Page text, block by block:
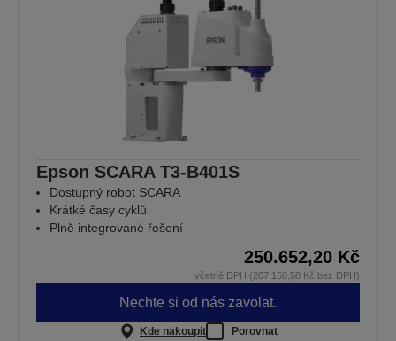
Epson SCARA T3-B401S
Dostupný robot SCARA
Krátké časy cyklů
Plně integrované řešení
250.652,20 Kč
včetně DPH (207.150,58 Kč bez DPH)
Nechte si od nás zavolat.
Kde nakoupit Porovnat